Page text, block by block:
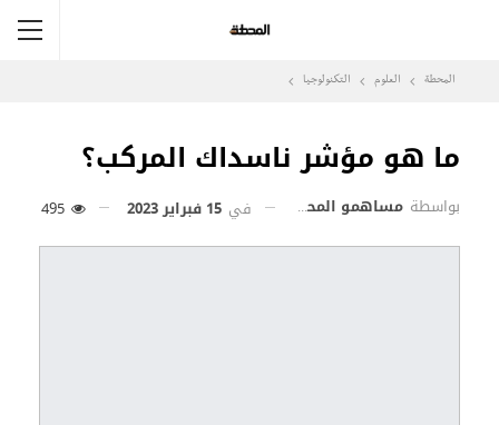
المحطة العلوم التكنولوجيا
ما هو مؤشر ناسداك المركب؟
بواسطة مساهمو المحطة في 15 فبراير 2023